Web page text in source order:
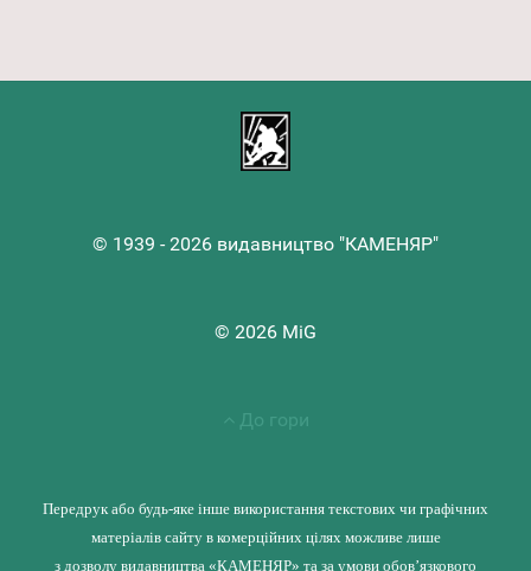
© 1939 - 2026 видавництво "КАМЕНЯР"
© 2026 MiG
До гори
Передрук або будь-яке інше використання текстових чи графічних
матеріалів сайту в комерційних цілях можливе лише
з дозволу видавництва «КАМЕНЯР» та за умови обов’язкового